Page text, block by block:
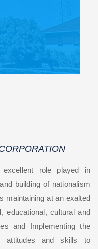
role played in
building of nationalism
maintaining at an exalted
educational, cultural and
and Implementing the
attitudes and skills to